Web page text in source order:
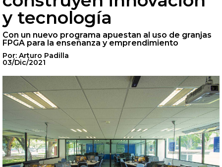
y tecnología
Con un nuevo programa apuestan al uso de granjas
FPGA para la enseñanza y emprendimiento
Por: Arturo Padilla
03/Dic/2021